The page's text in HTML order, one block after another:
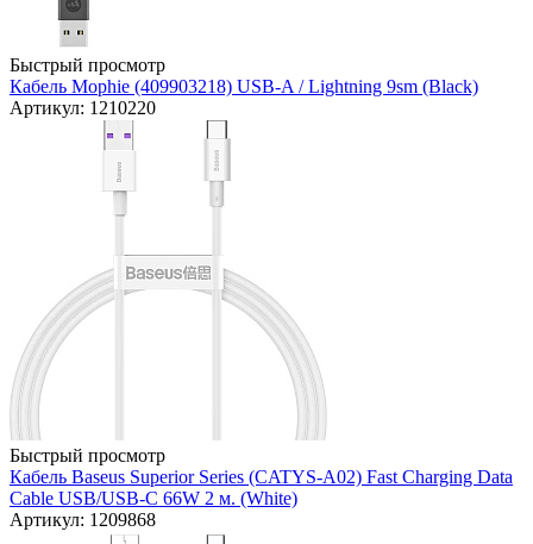
Быстрый просмотр
Кабель Mophie (409903218) USB-A / Lightning 9sm (Black)
Артикул: 1210220
Быстрый просмотр
Кабель Baseus Superior Series (CATYS-A02) Fast Charging Data
Cable USB/USB-C 66W 2 м. (White)
Артикул: 1209868